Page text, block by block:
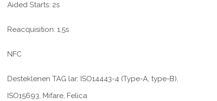
Aided Starts: 2s
Reacquisition: 1,5s
NFC
Desteklenen TAG lar: ISO14443-4 (Type-A, type-B),
ISO15693, Mifare, Felica